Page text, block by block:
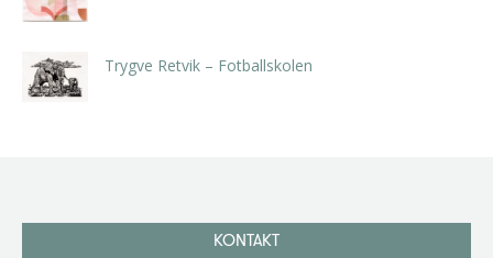
Trygve Retvik – Fotballskolen
KONTAKT